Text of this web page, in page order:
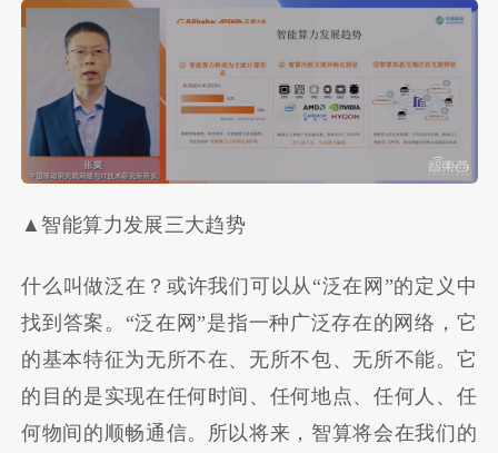
▲智能算力发展三大趋势
什么叫做泛在？或许我们可以从“泛在网”的定义中
找到答案。“泛在网”是指一种广泛存在的网络，它
的基本特征为无所不在、无所不包、无所不能。它
的目的是实现在任何时间、任何地点、任何人、任
何物间的顺畅通信。所以将来，智算将会在我们的